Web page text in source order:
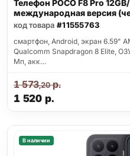
Телефон POCO F8 Pro
международная версия
код товара #11555763
смартфон, Android, экран 6.59"
Qualcomm Snapdragon 8 Elite,
Мп, акк…
1 520 р.
1 573,20р.
В наличии